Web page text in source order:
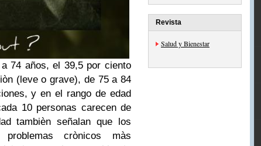
74 años, el 39,5 por ciento
(leve o grave), de 75 a 84
y en el rango de edad
10 personas carecen de
tambièn señalan que los
problemas crònicos màs
Revista
Salud y Bienestar